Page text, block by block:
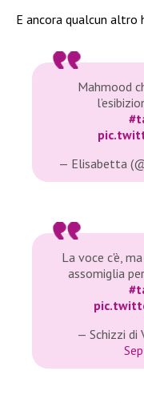
E ancora qualcun
Mahmood
— Elisabetta
La voce c'è,
assomiglia
— Schizzi di